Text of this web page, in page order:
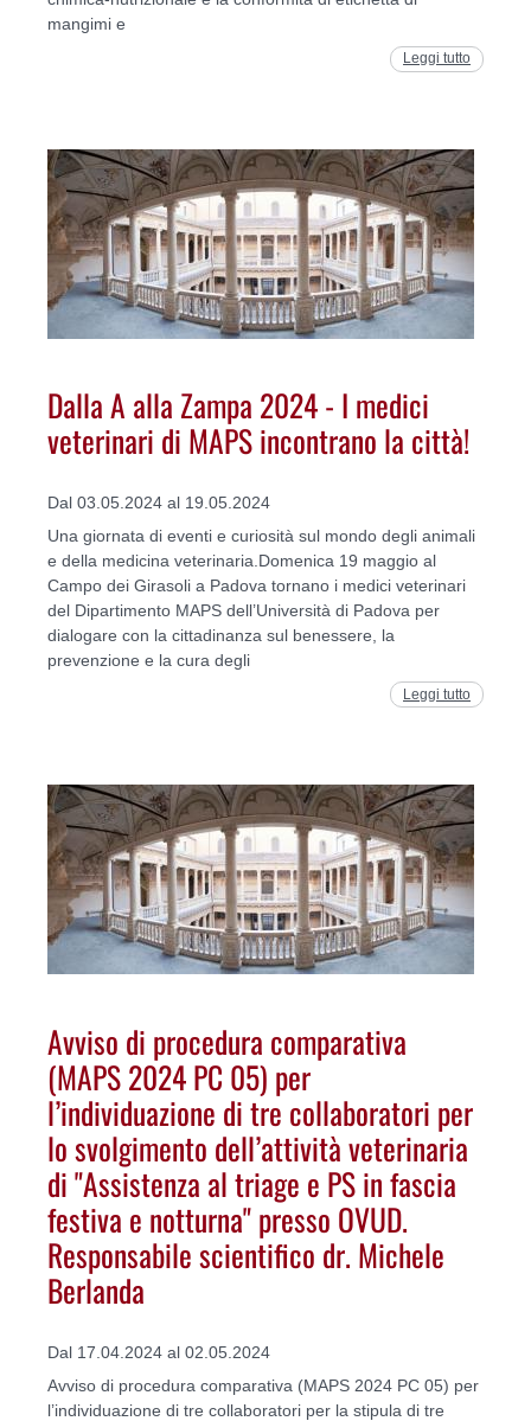
mangimi e
Leggi tutto
Dalla A alla Zampa 2024 - I medici
veterinari di MAPS incontrano la città!
Dal 03.05.2024 al 19.05.2024
Una giornata di eventi e curiosità sul mondo degli animali
e della medicina veterinaria.Domenica 19 maggio al
Campo dei Girasoli a Padova tornano i medici veterinari
del Dipartimento MAPS dell’Università di Padova per
dialogare con la cittadinanza sul benessere, la
prevenzione e la cura degli
Leggi tutto
Avviso di procedura comparativa
(MAPS 2024 PC 05) per
l’individuazione di tre collaboratori per
lo svolgimento dell’attività veterinaria
di "Assistenza al triage e PS in fascia
festiva e notturna" presso OVUD.
Responsabile scientifico dr. Michele
Berlanda
Dal 17.04.2024 al 02.05.2024
Avviso di procedura comparativa (MAPS 2024 PC 05) per
l’individuazione di tre collaboratori per la stipula di tre